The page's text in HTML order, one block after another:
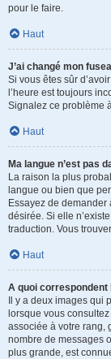
pour le faire.
Haut
J’ai changé mon
Si vous êtes sûr
l’heure est toujours
Signalez ce problème
Haut
Ma langue n’est pas
La raison la plus
langue ou bien que
Essayez de demander
désirée. Si elle
traduction. Vous
Haut
A quoi correspondent
Il y a deux images qui
lorsque vous
associée à votre rang,
nombre de messages
plus grande, est